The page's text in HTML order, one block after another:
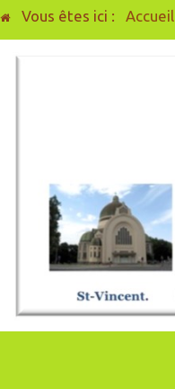
Vous êtes ici : Accueil